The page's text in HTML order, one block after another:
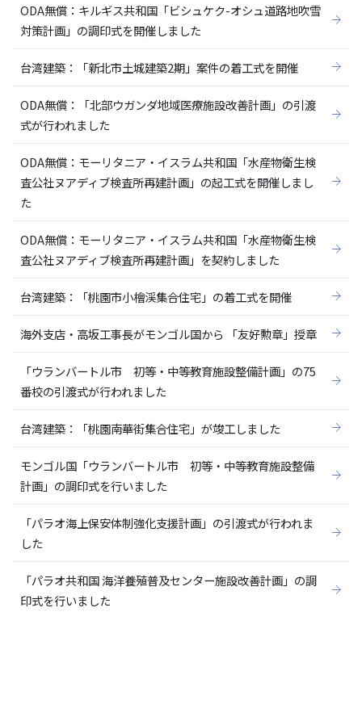
ODA無償：キルギス共和国「ビシュケク-オシュ道路地吹雪
対策計画」の調印式を開催しました
台湾建築：「新北市土城建築2期」案件の着工式を開催
ODA無償：「北部ウガンダ地域医療施設改善計画」の引渡
式が行われました
ODA無償：モーリタニア・イスラム共和国「水産物衛生検
査公社ヌアディブ検査所再建計画」の起工式を開催しまし
た
ODA無償：モーリタニア・イスラム共和国「水産物衛生検
査公社ヌアディブ検査所再建計画」を契約しました
台湾建築：「桃園市小檜渓集合住宅」の着工式を開催
海外支店・高坂工事長がモンゴル国から 「友好勲章」授章
「ウランバートル市 初等・中等教育施設整備計画」の75
番校の引渡式が行われました
台湾建築：「桃園南華街集合住宅」が竣工しました
モンゴル国「ウランバートル市 初等・中等教育施設整備
計画」の調印式を行いました
「パラオ海上保安体制強化支援計画」の引渡式が行われま
した
「パラオ共和国 海洋養殖普及センター施設改善計画」の調
印式を行いました